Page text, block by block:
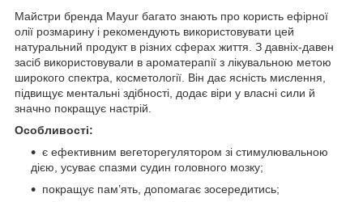
Майстри бренда Mayur багато знають про користь ефірної
олії розмарину і рекомендують використовувати цей
натуральний продукт в різних сферах життя. З давніх-давен
засіб використовували в ароматерапії з лікувальною метою
широкого спектра, косметології. Він дає ясність мислення,
підвищує ментальні здібності, додає віри у власні сили й
значно покращує настрій.
Особливості:
є ефективним вегеторегулятором зі стимулювальною
дією, усуває спазми судин головного мозку;
покращує пам’ять, допомагає зосередитись;